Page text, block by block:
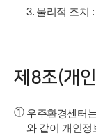
3. 물리적 조치
제8조(개
① 우주환경센터
와 같이 개인정